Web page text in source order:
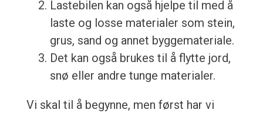
Lastebilen kan også hjelpe til med å
laste og losse materialer som stein,
grus, sand og annet byggemateriale.
Det kan også brukes til å flytte jord,
snø eller andre tunge materialer.
Vi skal til å begynne, men først har vi